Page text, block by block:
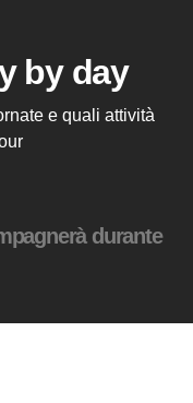
by day
e quali attività
durante